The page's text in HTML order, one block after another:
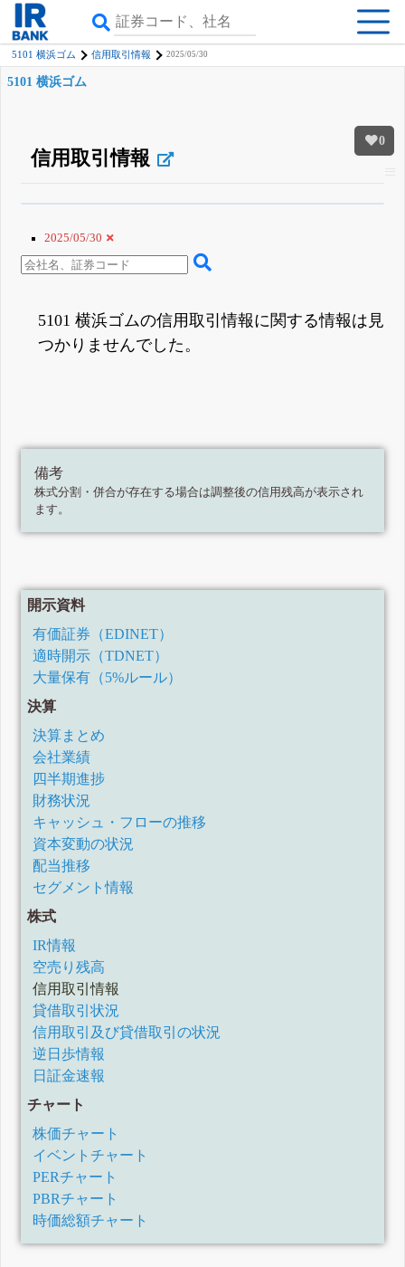
5101 横浜ゴム 信用取引情報 2025/05/30
0
5101 横浜ゴム
信用取引情報
見られる
登録すると永久30%OFFと米株版の先行利用も付きます
2025/05/30
5101 横浜ゴムの信用取引情報に関する情報は見
つかりませんでした。
備考
株式分割・併合が存在する場合は調整後の信用残高が表示され
ます。
開示資料
有価証券（EDINET）
適時開示（TDNET）
大量保有（5%ルール）
決算
決算まとめ
会社業績
四半期進捗
財務状況
キャッシュ・フローの推移
資本変動の状況
配当推移
セグメント情報
株式
IR情報
空売り残高
信用取引情報
貸借取引状況
信用取引及び貸借取引の状況
逆日歩情報
日証金速報
チャート
株価チャート
イベントチャート
PERチャート
PBRチャート
時価総額チャート